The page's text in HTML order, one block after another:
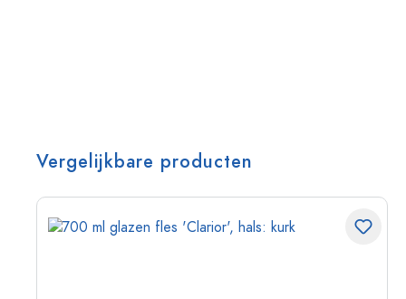
Vergelijkbare producten